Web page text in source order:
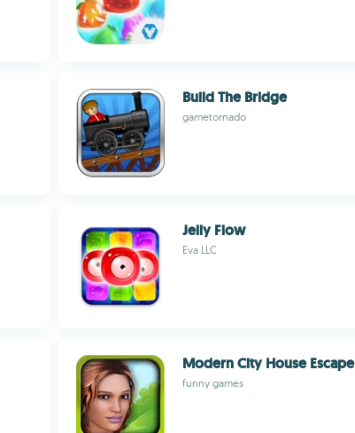
Build The Bridge
gametornado
Jelly Flow
Eva LLC
Modern City House Escape
funny games